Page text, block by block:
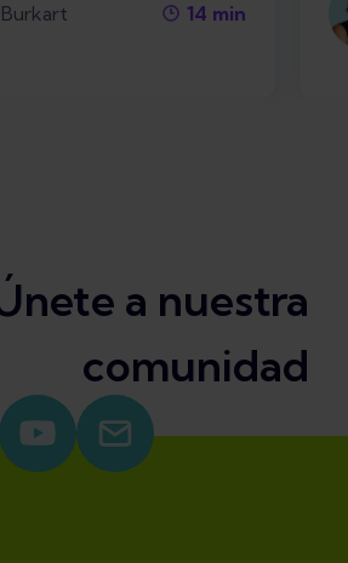
14 min
a nuestra
comunidad